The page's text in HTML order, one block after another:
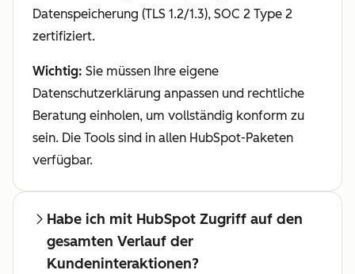
Datenspeicherung (TLS 1.2/1.3), SOC 2 Type 2
zertifiziert.
Wichtig: Sie müssen Ihre eigene
Datenschutzerklärung anpassen und rechtliche
Beratung einholen, um vollständig konform zu
sein. Die Tools sind in allen HubSpot-Paketen
verfügbar.
Habe ich mit HubSpot Zugriff auf den
gesamten Verlauf der
Kundeninteraktionen?